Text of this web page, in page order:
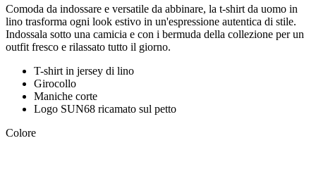
Comoda da indossare e versatile da abbinare, la t-shirt da uomo in
lino trasforma ogni look estivo in un'espressione autentica di stile.
Indossala sotto una camicia e con i bermuda della collezione per un
outfit fresco e rilassato tutto il giorno.
T-shirt in jersey di lino
Girocollo
Maniche corte
Logo SUN68 ricamato sul petto
Colore